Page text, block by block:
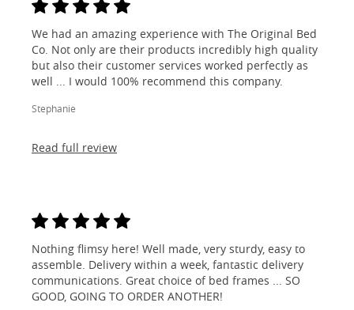
We had an amazing experience with The Original Bed
Co. Not only are their products incredibly high quality
but also their customer services worked perfectly as
well ... I would 100% recommend this company.
Stephanie
Read full review
Nothing flimsy here! Well made, very sturdy, easy to
assemble. Delivery within a week, fantastic delivery
communications. Great choice of bed frames ... SO
GOOD, GOING TO ORDER ANOTHER!